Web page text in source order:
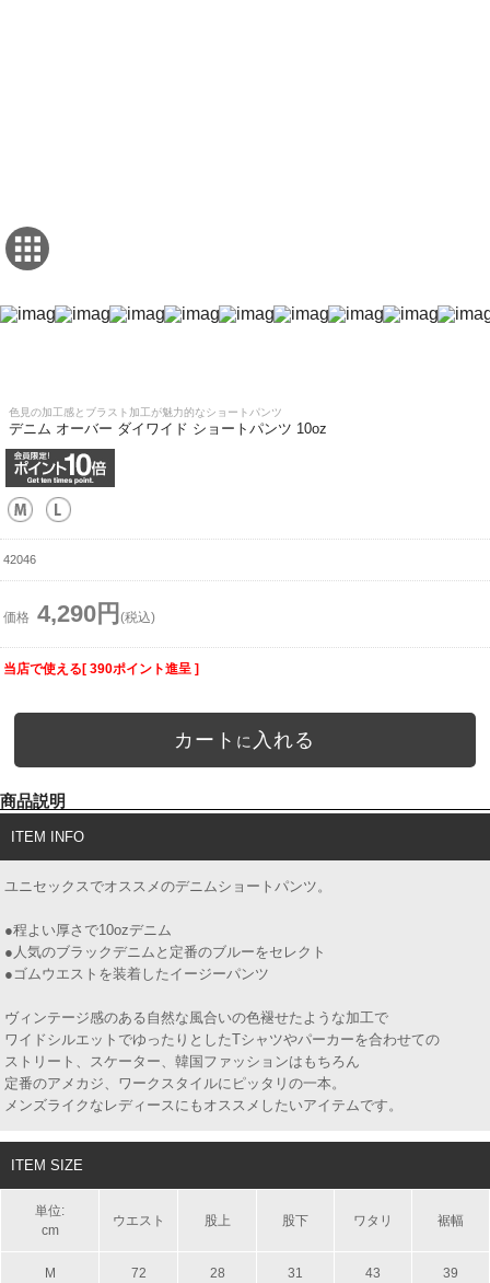
色見の加工感とブラスト加工が魅力的なショートパンツ
デニム オーバー ダイワイド ショートパンツ 10oz
42046
価格 4,290円 (税込)
当店で使える[ 390ポイント進呈 ]
カート に 入れる
商品説明
ITEM INFO
ユニセックスでオススメのデニムショートパンツ。
●程よい厚さで10ozデニム
●人気のブラックデニムと定番のブルーをセレクト
●ゴムウエストを装着したイージーパンツ
ヴィンテージ感のある自然な風合いの色褪せたような加工で
ワイドシルエットでゆったりとしたTシャツやパーカーを合わせての
ストリート、スケーター、韓国ファッションはもちろん
定番のアメカジ、ワークスタイルにピッタリの一本。
メンズライクなレディースにもオススメしたいアイテムです。
ITEM SIZE
単位:
cm
ウエスト 股上 股下 ワタリ 裾幅
M 72 28 31 43 39